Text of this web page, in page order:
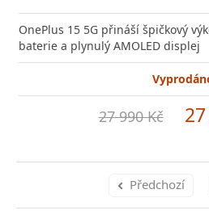
OnePlus 15 5G přináší špičkový
baterie a plynulý AMOLED displej
27 990 Kč
Předchozí